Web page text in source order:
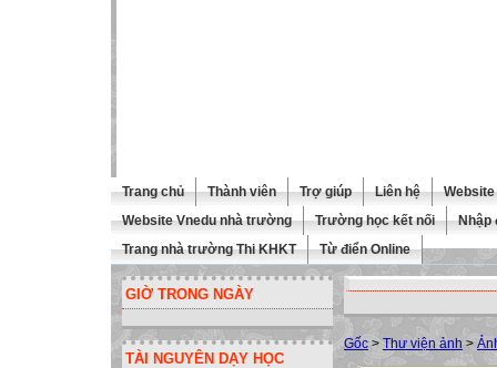
Trang chủ Thành viên Trợ giúp Liên hệ
Website Vnedu nhà trường
Trường học kết nối
Nhập
Trang nhà trường Thi KHKT
Từ điển Online
GIỜ TRONG NGÀY
TÀI NGUYÊN DẠY HỌC
Gốc > Thư viện ảnh >